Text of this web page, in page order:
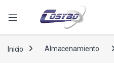
Inicio Almacenamiento